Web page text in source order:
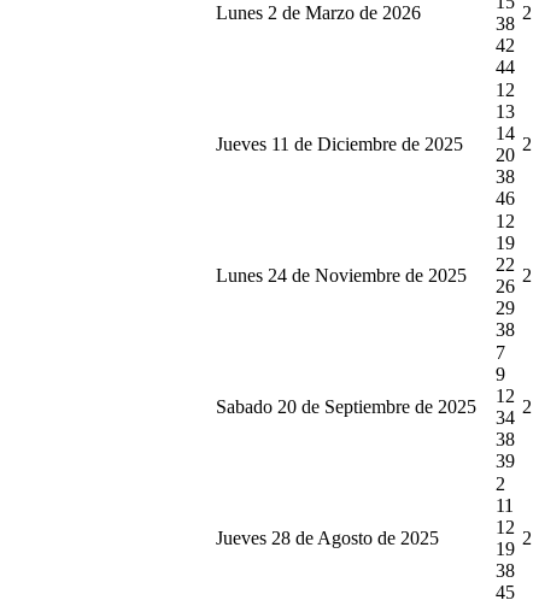
Lunes 2 de Marzo de 2026
38
42
44
2
Jueves 11 de Diciembre de 2025
12
13
14
20
38
46
2
Lunes 24 de Noviembre de 2025
12
19
22
26
29
38
2
Sabado 20 de Septiembre de 2025
7
9
12
34
38
39
2
Jueves 28 de Agosto de 2025
2
11
12
19
38
45
2